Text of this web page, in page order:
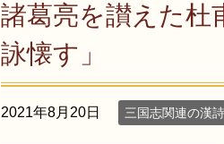
諸葛亮を讃えた杜
詠懐す」
2021年8月20日 三国志関連の漢